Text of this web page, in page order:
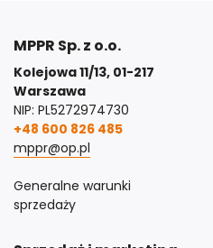
MPPR Sp. z o.o.
Kolejowa 11/13, 01-217
Warszawa
NIP: PL5272974730
+48 600 826 485
mppr@op.pl
Generalne warunki
sprzedaży